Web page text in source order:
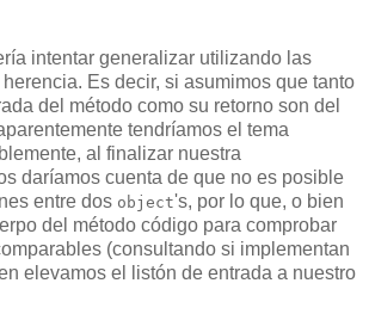
intentar generalizar utilizando las
Es decir, si asumimos que tanto
del método como su retorno son del
tendríamos el tema
al finalizar nuestra
daríamos cuenta de que no es posible
entre dos object's, por lo que, o bien
del método código para comprobar
(consultando si implementan
elevamos el listón de entrada a nuestro